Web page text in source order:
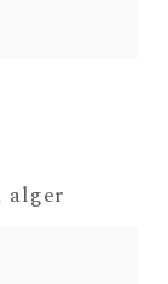
alger